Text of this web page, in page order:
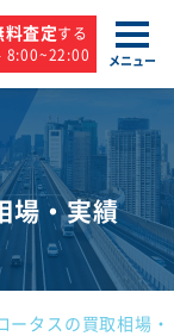
料査定する
8:00~22:00
メニュー
場・実績
ータスの買取相場